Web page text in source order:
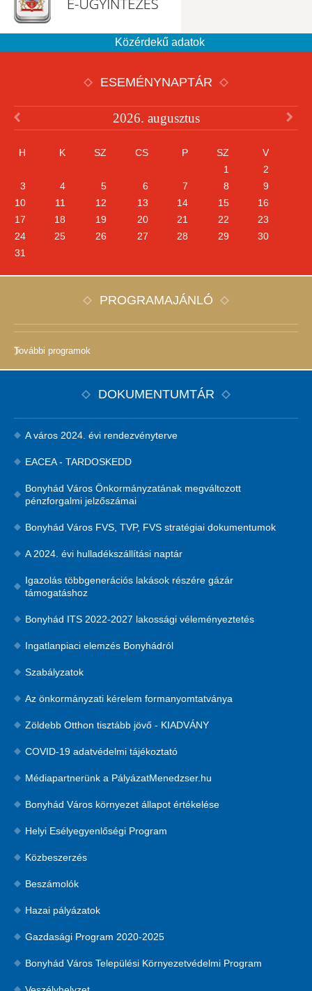
Közérdekű adatok
ESEMÉNYNAPTÁR
2026. augusztus
H K SZ CS P SZ
V
1
2
3
4 5 6 7 8
9
10
11 12 13 14 15
16
17
18 19 20 21 22
23
24
25 26 27 28 29
30
31
PROGRAMAJÁNLÓ
További programok
DOKUMENTUMTÁR
A város 2024. évi rendezvényterve
EACEA - TARDOSKEDD
Bonyhád Város Önkormányzatának megváltozott
pénzforgalmi jelzőszámai
Bonyhád Város FVS, TVP, FVS stratégiai dokumentumok
A 2024. évi hulladékszállítási naptár
Igazolás többgenerációs lakások részére gázár
támogatáshoz
Bonyhád ITS 2022-2027 lakossági véleményeztetés
Ingatlanpiaci elemzés Bonyhádról
Szabályzatok
Az önkormányzati kérelem formanyomtatványa
Zöldebb Otthon tisztább jövő - KIADVÁNY
COVID-19 adatvédelmi tájékoztató
Médiapartnerünk a PályázatMenedzser.hu
Bonyhád Város környezet állapot értékelése
Helyi Esélyegyenlőségi Program
Közbeszerzés
Beszámolók
Hazai pályázatok
Gazdasági Program 2020-2025
Bonyhád Város Települési Környezetvédelmi Program